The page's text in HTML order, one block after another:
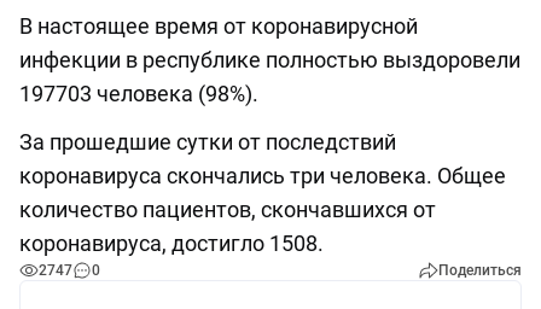
В настоящее время от коронавирусной
инфекции в республике полностью выздоровели
197703 человека (98%).
За прошедшие сутки от последствий
коронавируса скончались три человека. Общее
количество пациентов, скончавшихся от
коронавируса, достигло 1508.
2747 0 Поделиться